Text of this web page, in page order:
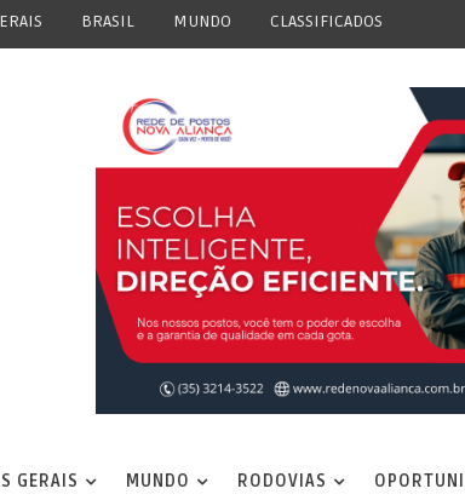
BRASIL MUNDO CLASSIFICADOS
GERAIS MUNDO RODOVIAS